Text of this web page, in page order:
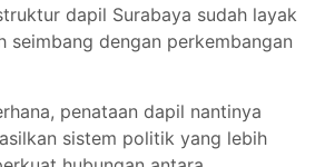
dapil Surabaya sudah layak
seimbang dengan perkembangan
penataan dapil nantinya
sistem politik yang lebih